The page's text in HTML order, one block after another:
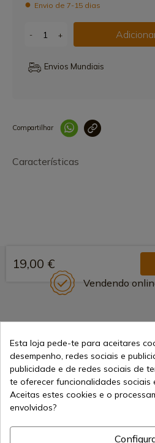
Envio de 7-15 dias
- +
Envios Mundiais
Compartilhar
Características
19,00 €
Vendendo
Seguros
Frete
Esta loja pede-te para aceitares
desempenho, redes sociais e
publicidade e de redes sociais de
te oferecer funcionalidades sociais
Aceitas estes cookies e o
envolvidos?